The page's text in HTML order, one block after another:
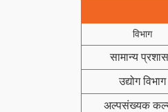
विभाग
सामान्य
उद्योग विभाग
अल्पसंख्यक